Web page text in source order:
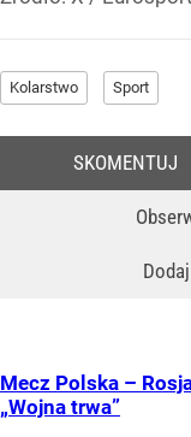
Kolarstwo Sport
SKOMENTUJ
Mecz Polska –
„Wojna trwa”